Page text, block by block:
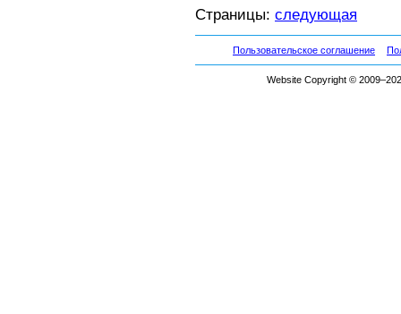
Страницы: следующая
Пользовательское соглашение
Website Copyright ©